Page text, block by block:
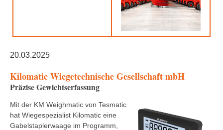
20.03.2025
Kilomatic Wiegetechnische Gesellschaft mbH
Präzise Gewichtserfassung
Mit der KM Weighmatic von Tesmatic
hat Wiegespezialist Kilomatic eine
Gabelstaplerwaage im Programm,